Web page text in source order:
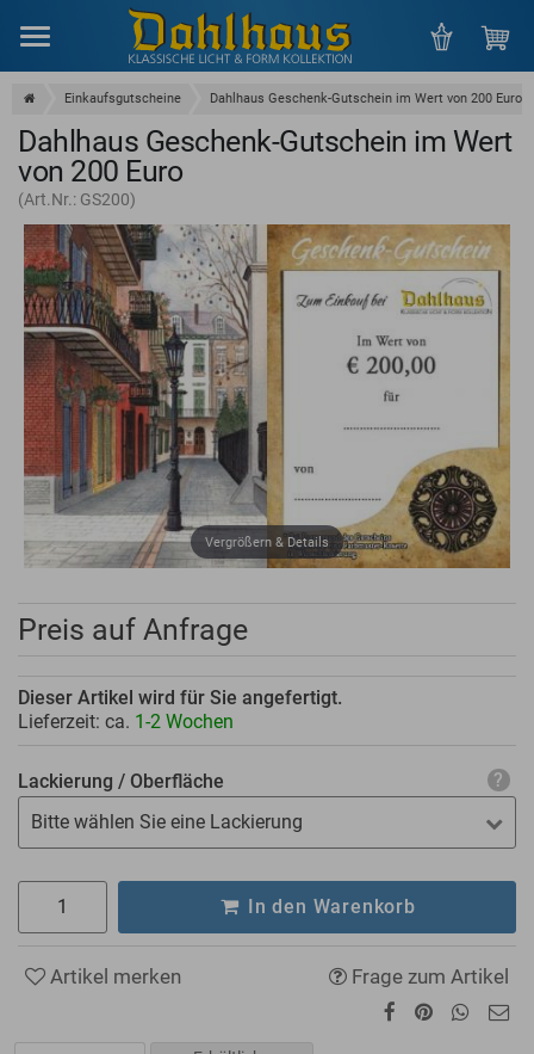
Einkaufsgutscheine Dahlhaus Geschenk-Gutschein im Wert von 200 Euro
Dahlhaus Geschenk-Gutschein im Wert
von 200 Euro
(Art.Nr.: GS200)
Vergrößern & Details
Preis auf Anfrage
Dieser Artikel wird für Sie angefertigt.
Lieferzeit: ca. 1-2 Wochen
Lackierung / Oberfläche
Bitte wählen Sie eine Lackierung
In den Warenkorb
Artikel merken Frage zum Artikel